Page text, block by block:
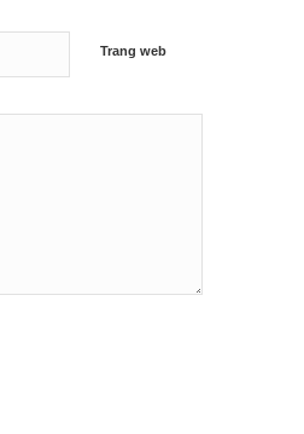
Trang web